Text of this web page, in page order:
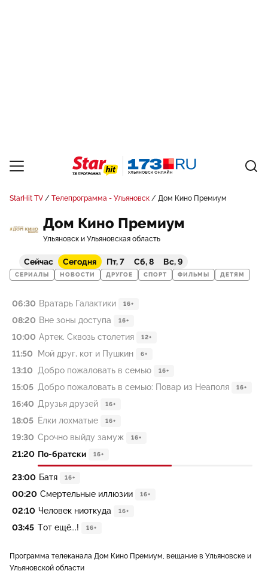
StarHit TV Телепрограмма - Ульяновск Дом Кино Премиум
Дом Кино Премиум
Ульяновск и Ульяновская область
Сейчас Сегодня Пт, 7 Сб, 8 Вс, 9
СЕРИАЛЫ НОВОСТИ ДРУГОЕ СПОРТ ФИЛЬМЫ ДЕТЯМ
06:30 Вратарь Галактики 16+
08:20 Вне зоны доступа 16+
10:00 Артек. Сквозь столетия 12+
11:50 Мой друг, кот и Пушкин 6+
13:10 Добро пожаловать в семью 16+
15:05 Добро пожаловать в семью: Повар из Неаполя 16+
16:40 Друзья друзей 16+
18:05 Ёлки лохматые 16+
19:30 Срочно выйду замуж 16+
21:20 По-братски 16+
23:00 Батя 16+
00:20 Смертельные иллюзии 16+
02:10 Человек ниоткуда 16+
03:45 Тот ещё...! 16+
Программа телеканала Дом Кино Премиум, вещание в Ульяновске и
Ульяновской области